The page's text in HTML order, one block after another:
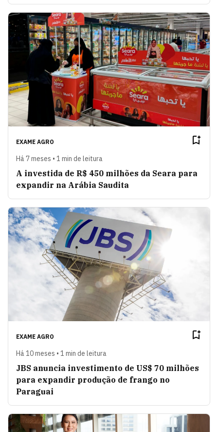
EXAME AGRO
Há 7 meses • 1 min de leitura
A investida de R$ 450 milhões da Seara para
expandir na Arábia Saudita
EXAME AGRO
Há 10 meses • 1 min de leitura
JBS anuncia investimento de US$ 70 milhões
para expandir produção de frango no
Paraguai